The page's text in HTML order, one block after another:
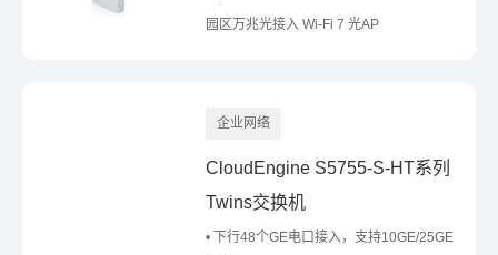
园区万兆光接入 Wi-Fi 7 光AP
企业网络
CloudEngine S5755-S-HT系列
Twins交换机
• 下行48个GE电口接入，支持10GE/25GE